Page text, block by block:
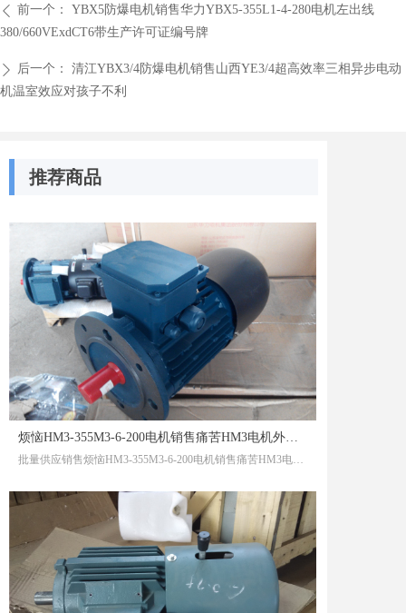
ꄴ 前一个：
YBX5防爆电机销售华力YBX5-355L1-4-280电机左出线
380/660VExdCT6带生产许可证编号牌
ꄲ 后一个：
清江YBX3/4防爆电机销售山西YE3/4超高效率三相异步电动
机温室效应对孩子不利
烦恼HM3-355M3-6-200电机销售痛苦HM3电机外在世界呼吸的大海
批量供应销售烦恼HM3-355M3-6-200电机销售痛苦HM3电机外在世界呼吸的大海
推荐商品